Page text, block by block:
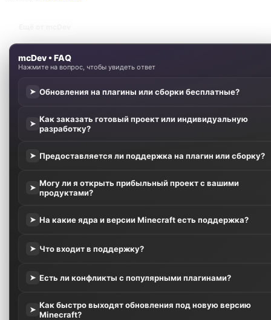
mcDev • FAQ
Нажмите на вопрос, чтобы увидеть ответ
➤ Обновления на плагины или сборки бесплатные?
➤ Как заказать готовый проект или индивидуальную
разработку?
➤ Предоставляется ли поддержка на плагин или сборку?
➤ Могу ли я открыть прибыльный проект с вашими
продуктами?
➤ На какие ядра и версии Minecraft есть поддержка?
➤ Что входит в поддержку?
➤ Есть ли конфликты с популярными плагинами?
➤ Как быстро выходят обновления под новую версию
Minecraft?